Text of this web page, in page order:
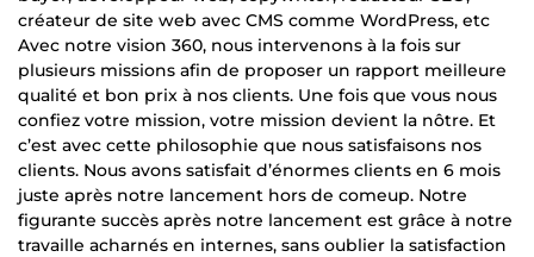
créateur de site web avec CMS comme WordPress, etc
Avec notre vision 360, nous intervenons à la fois sur
plusieurs missions afin de proposer un rapport meilleure
qualité et bon prix à nos clients. Une fois que vous nous
confiez votre mission, votre mission devient la nôtre. Et
c’est avec cette philosophie que nous satisfaisons nos
clients. Nous avons satisfait d’énormes clients en 6 mois
juste après notre lancement hors de comeup. Notre
figurante succès après notre lancement est grâce à notre
travaille acharnés en internes, sans oublier la satisfaction